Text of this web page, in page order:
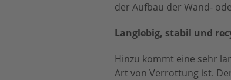
der Aufbau der Wand-
Langlebig, stabil und
Hinzu kommt eine sehr
Art von Verrottung ist.